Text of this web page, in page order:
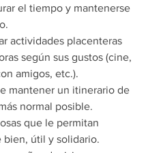
el tiempo y mantenerse
actividades placenteras
según sus gustos (cine,
amigos, etc.).
mantener un itinerario de
normal posible.
que le permitan
bien, útil y solidario.